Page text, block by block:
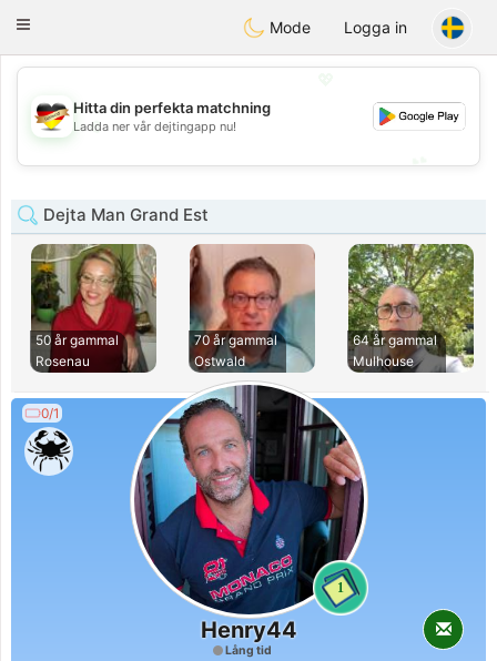
Deutsch Dating
Toggle
Mode Logga in
💖
💕
Hitta din perfekta matchning
Ladda ner vår dejtingapp nu!
Dejta Man Grand Est
50 år gammal
Rosenau
70 år gammal
Ostwald
64 år gammal
Mulhouse
0/1
1
Henry44
Lång tid